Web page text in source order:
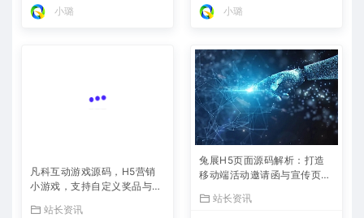
小璐 小璐
凡科互动游戏源码，H5营销
小游戏，支持自定义奖品与分
站长资讯
兔展H5页面源码解析：打造
移动端活动邀请函与宣传页的
站长资讯